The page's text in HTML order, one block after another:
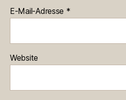
E-Mail-Adresse *
Website